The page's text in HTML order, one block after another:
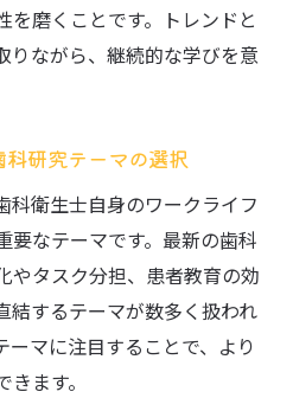
を磨くことです。トレンドと
りながら、継続的な学びを意
研究テーマの選択
科衛生士自身のワークライフ
要なテーマです。最新の歯科
やタスク分担、患者教育の効
結するテーマが数多く扱われ
ーマに注目することで、より
ます。